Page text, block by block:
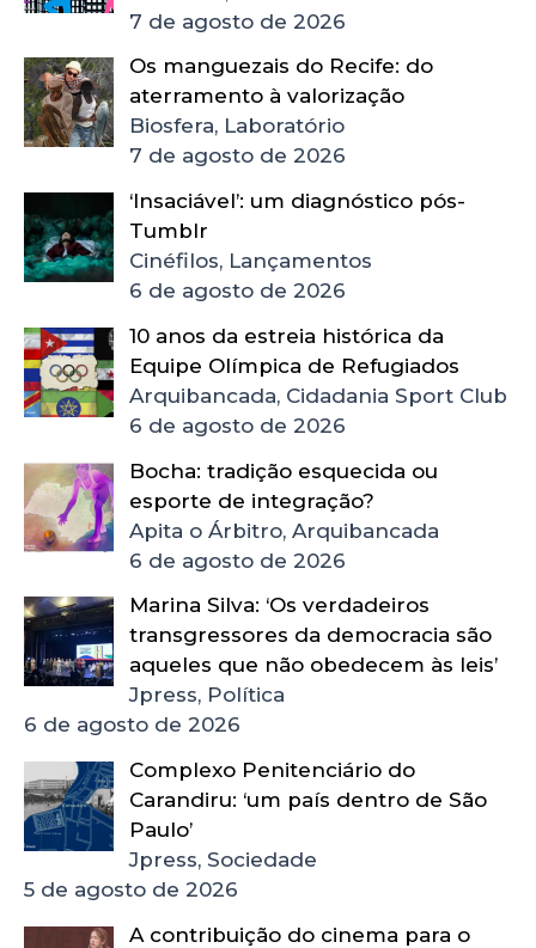
7 de agosto de 2026
Os manguezais do Recife: do
aterramento à valorização
Biosfera, Laboratório
7 de agosto de 2026
‘Insaciável’: um diagnóstico pós-
Tumblr
Cinéfilos, Lançamentos
6 de agosto de 2026
10 anos da estreia histórica da
Equipe Olímpica de Refugiados
Arquibancada, Cidadania Sport Club
6 de agosto de 2026
Bocha: tradição esquecida ou
esporte de integração?
Apita o Árbitro, Arquibancada
6 de agosto de 2026
Marina Silva: ‘Os verdadeiros
transgressores da democracia são
aqueles que não obedecem às leis’
Jpress, Política
6 de agosto de 2026
Complexo Penitenciário do
Carandiru: ‘um país dentro de São
Paulo’
Jpress, Sociedade
5 de agosto de 2026
A contribuição do cinema para o